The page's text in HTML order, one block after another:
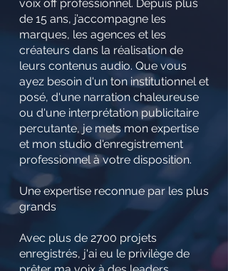
voix off professionnel. Depuis plus
de 15 ans, j’accompagne les
marques, les agences et les
créateurs dans la réalisation de
leurs contenus audio. Que vous
ayez besoin d'un ton institutionnel et
posé, d'une narration chaleureuse
ou d'une interprétation publicitaire
percutante, je mets mon expertise
et mon studio d'enregistrement
professionnel à votre disposition.
Une expertise reconnue par les plus
grands
Avec plus de 2700 projets
enregistrés, j'ai eu le privilège de